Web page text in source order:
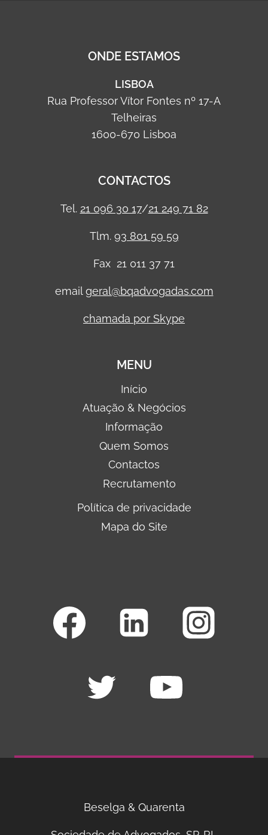
ONDE ESTAMOS
LISBOA
Rua Professor Vítor Fontes nº 17-A
Telheiras
1600-670 Lisboa
CONTACTOS
Tel. 21 096 30 17/21 249 71 82
Tlm. 93 801 59 59
Fax 21 011 37 71
emailgeral@bqadvogadas.com
chamada por Skype
MENU
Início
Atuação & Negócios
Informação
Quem Somos
Contactos
Recrutamento
Política de privacidade
Mapa do Site
Beselga & Quarenta